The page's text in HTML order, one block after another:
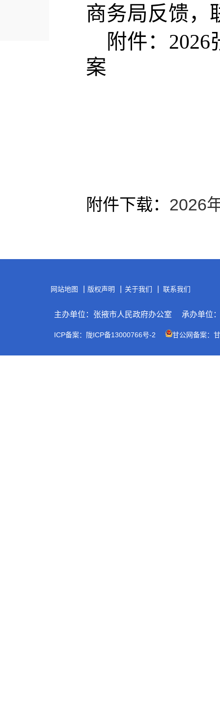
商务局反馈，
附件： 2026
案
附件下载： 2026
网站地图 版权声明 关于我们 联系我们
主办单位：张掖市人民政府办公室 承办单位
ICP备案：陇ICP备13000766号-2 甘公网备案：